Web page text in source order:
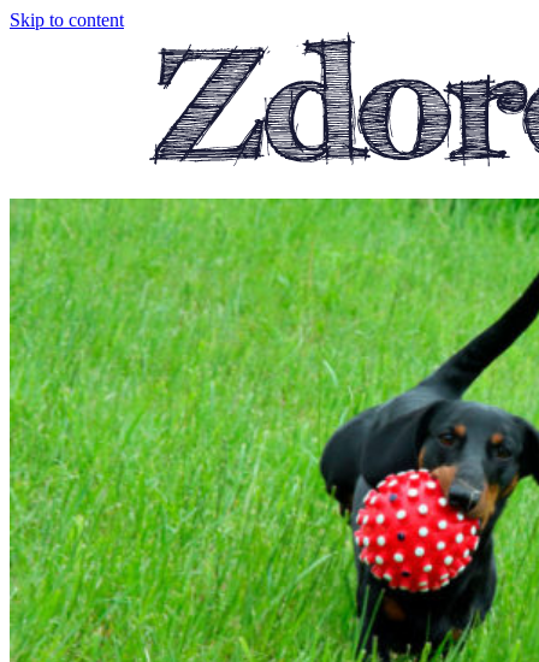
Skip to content